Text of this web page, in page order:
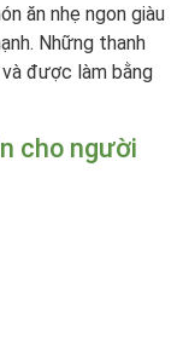
ăn nhẹ ngon giàu
Những thanh
được làm bằng
cho người